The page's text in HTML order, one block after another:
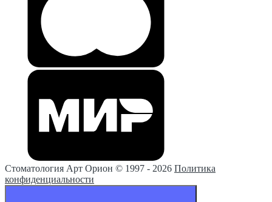
Стоматология Арт Орион © 1997 - 2026 Политика
конфиденциальности